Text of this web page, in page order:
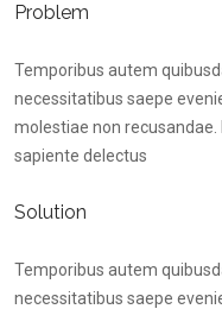
Problem
Temporibus autem
necessitatibus saepe
molestiae non
sapiente delectus
Solution
Temporibus autem
necessitatibus saepe